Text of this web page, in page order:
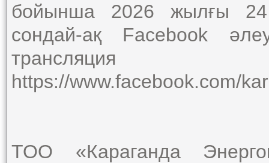
бойынша 2026 жылғы 24
сондай-ақ Facebook
трансляция
https://www.facebook.com/
ТОО «Караганда